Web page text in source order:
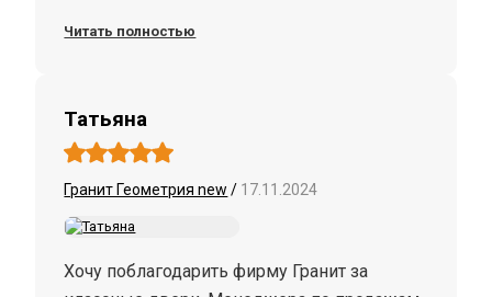
Читать полностью
Татьяна
Гранит Геометрия new / 17.11.2024
Хочу поблагодарить фирму Гранит за